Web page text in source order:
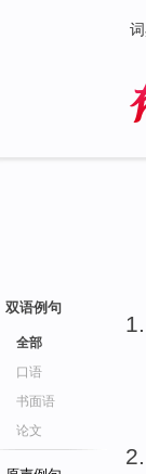
双语例句
全部
口语
书面语
论文